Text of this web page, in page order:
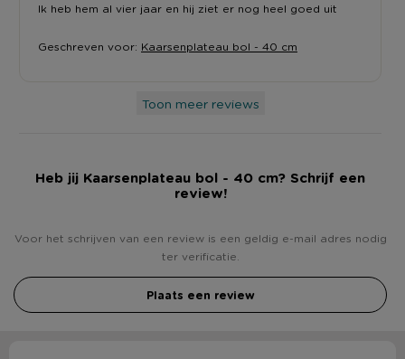
Ik heb hem al vier jaar en hij ziet er nog heel goed uit
Geschreven voor: Kaarsenplateau bol - 40 cm
Toon meer reviews
Heb jij Kaarsenplateau bol - 40 cm? Schrijf een
review!
Voor het schrijven van een review is een geldig e-mail adres nodig
ter verificatie.
Plaats een review